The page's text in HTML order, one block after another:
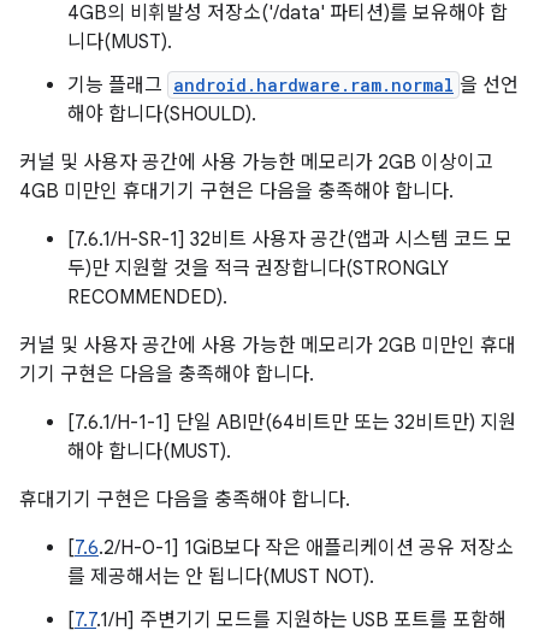
4GB의 비휘발성 저장소('/data' 파티션)를 보유해야 합
니다(MUST).
기능 플래그 android.hardware.ram.normal 을 선언
해야 합니다(SHOULD).
커널 및 사용자 공간에 사용 가능한 메모리가 2GB 이상이고
4GB 미만인 휴대기기 구현은 다음을 충족해야 합니다.
[7.6.1/H-SR-1] 32비트 사용자 공간(앱과 시스템 코드 모
두)만 지원할 것을 적극 권장합니다(STRONGLY
RECOMMENDED).
커널 및 사용자 공간에 사용 가능한 메모리가 2GB 미만인 휴대
기기 구현은 다음을 충족해야 합니다.
[7.6.1/H-1-1] 단일 ABI만(64비트만 또는 32비트만) 지원
해야 합니다(MUST).
휴대기기 구현은 다음을 충족해야 합니다.
[7.6.2/H-0-1] 1GiB보다 작은 애플리케이션 공유 저장소
를 제공해서는 안 됩니다(MUST NOT).
[7.7.1/H] 주변기기 모드를 지원하는 USB 포트를 포함해